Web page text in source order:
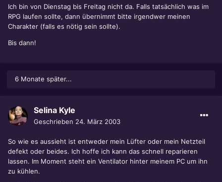
Ich bin von Dienstag bis Freitag nicht da. Falls tatsächlich was im
RPG laufen sollte, dann übernimmt bitte irgendwer meinen
Charakter (falls es nötig sein sollte).
Bis dann!
6 Monate später...
Selina Kyle
Geschrieben 24. März 2003
So wie es aussieht ist entweder mein Lüfter oder mein Netzteil
defekt oder beides. Ich hoffe ich kann das schnell reparieren
lassen. Im Moment steht ein Ventilator hinter meinem PC um ihn
zu kühlen.